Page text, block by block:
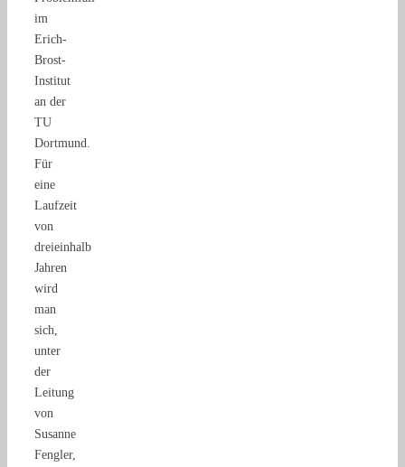
im
Erich-
Brost-
Institut
an der
TU
Dortmund.
Für
eine
Laufzeit
von
dreieinhalb
Jahren
wird
man
sich,
unter
der
Leitung
von
Susanne
Fengler,